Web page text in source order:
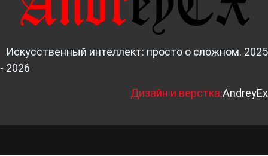
Искусственный интеллект: просто о сложном. 2025
- 2026
Дизайн и верстка:AndreyEx